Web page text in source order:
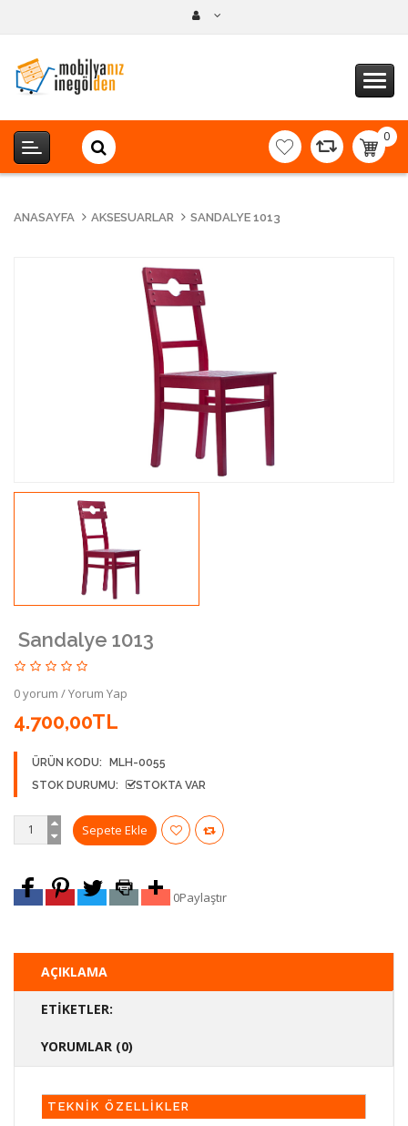
0
-
ANASAYFA AKSESUARLAR SANDALYE 1013
Sandalye 1013
0 yorum /Yorum Yap
4.700,00TL
ÜRÜN KODU:
MLH-0055
STOK DURUMU:
STOKTA VAR
0Paylaştır
AÇIKLAMA
ETIKETLER:
YORUMLAR (0)
TEKNİK ÖZELLİKLER